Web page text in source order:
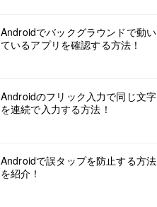
Androidでバックグラウンドで動い
ているアプリを確認する方法！
Androidのフリック入力で同じ文字
を連続で入力する方法！
Androidで誤タップを防止する方法
を紹介！